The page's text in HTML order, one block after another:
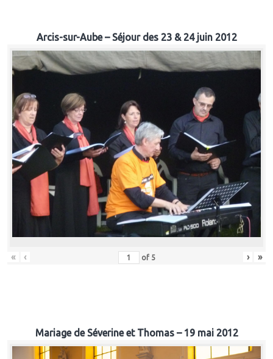
Arcis-sur-Aube – Séjour des 23 & 24 juin 2012
« ‹ of 5 › »
Mariage de Séverine et Thomas – 19 mai 2012